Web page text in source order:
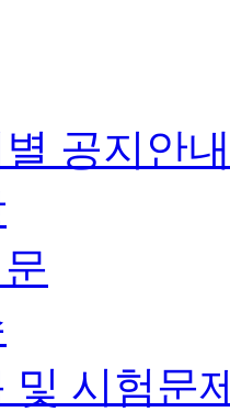
공지안내
및 시험문